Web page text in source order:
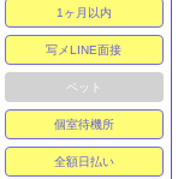
1ヶ月以内
写メLINE面接
ペット
個室待機所
全額日払い